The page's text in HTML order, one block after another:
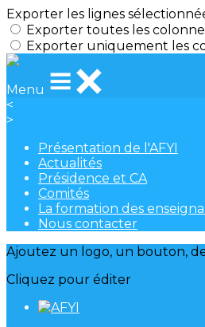
Exporter les lignes
Exporter toutes les
Exporter uniquement les
Menu
<
>
Présentation de l'AFYI
Actualités
Présidence et CA
Comités
La formation des
Nous contacter
Ajoutez un logo, un bouton,
Cliquez pour éditer